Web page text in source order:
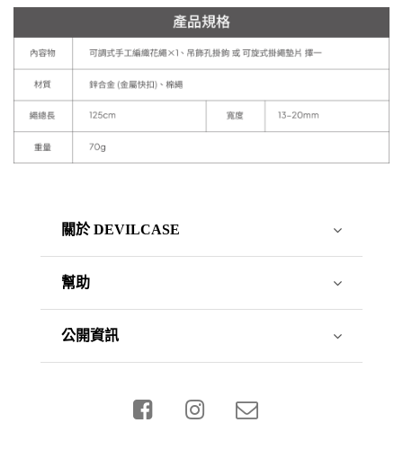
關於 DEVILCASE
幫助
公開資訊